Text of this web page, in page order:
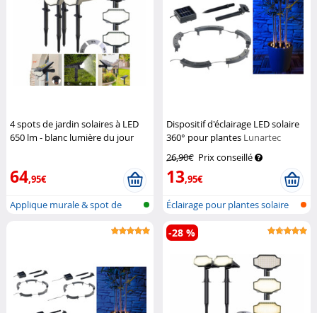
4 spots de jardin solaires à LED
650 lm - blanc lumière du jour
64,95€
Applique murale & spot de
Dispositif d'éclairage LED solaire
360° pour plantes Lunartec
26,90€ Prix conseillé
13,95€
Éclairage pour plantes solaire
avec...
-28 %